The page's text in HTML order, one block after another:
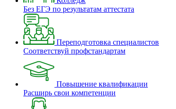
Без ЕГЭ по результатам аттестата
Переподготовка специалистов
Соответствуй профстандартам
Повышение квалификации
Расширь свои компетенции